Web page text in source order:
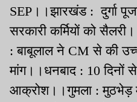
SEP।।झारखंड : दुर्गा
सरकारी कर्मियों को
: बाबूलाल ने CM से की
मांग।।धनबाद : 10 दिनों
आक्रोश।।गुमला : मुठभेड़